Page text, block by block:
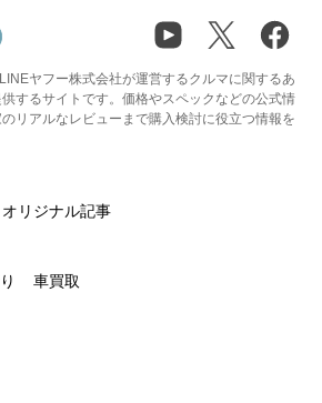
ヤフー株式会社が運営するクルマに関するあ
するサイトです。価格やスペックなどの公式情
リアルなレビューまで購入検討に役立つ情報を
オリジナル記事
車買取